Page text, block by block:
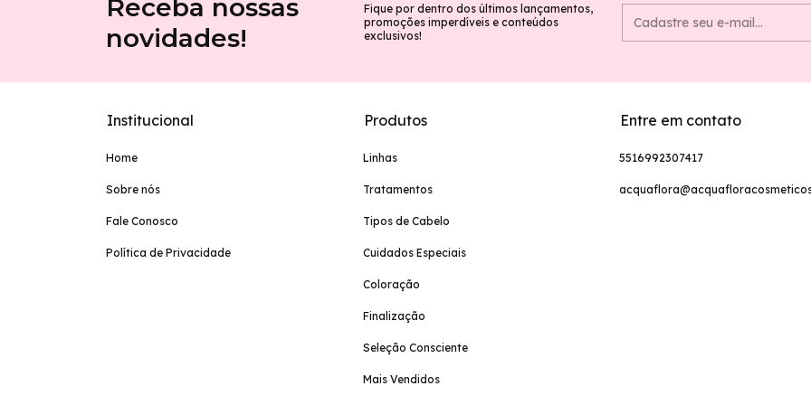
Receba nossas
novidades!
Fique por dentro dos últimos lançamentos,
promoções imperdíveis e conteúdos
exclusivos!
Institucional
Home
Sobre nós
Fale Conosco
Política de Privacidade
Produtos
Linhas
Tratamentos
Tipos de Cabelo
Cuidados Especiais
Coloração
Finalização
Seleção Consciente
Mais Vendidos
Entre em contato
5516992307417